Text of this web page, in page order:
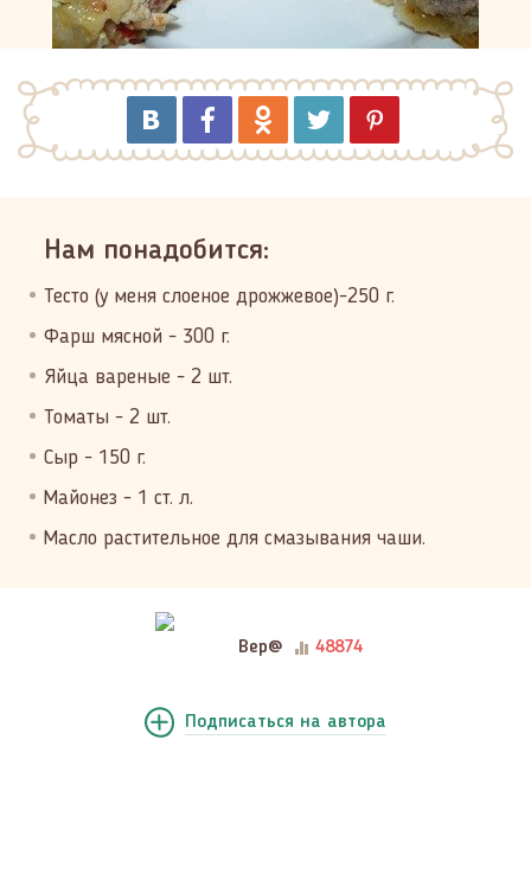
Нам понадобится:
Тесто (у меня слоеное дрожжевое)-250 г.
Фарш мясной - 300 г.
Яйца вареные - 2 шт.
Томаты - 2 шт.
Сыр - 150 г.
Майонез - 1 ст. л.
Масло растительное для смазывания чаши.
Вер@ 48874
Подписаться на автора